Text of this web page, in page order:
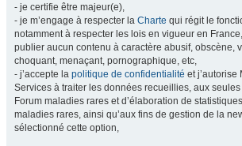
- je certifie être majeur(e),
- je m’engage à respecter la Charte qui régit le
notamment à respecter les lois en vigueur en
publier aucun contenu à caractère abusif, obscène,
choquant, menaçant, pornographique, etc,
- j’accepte la politique de confidentialité et j’autorise
Services à traiter les données recueillies, aux
Forum maladies rares et d’élaboration de
maladies rares, ainsi qu’aux fins de gestion de la
sélectionné cette option,